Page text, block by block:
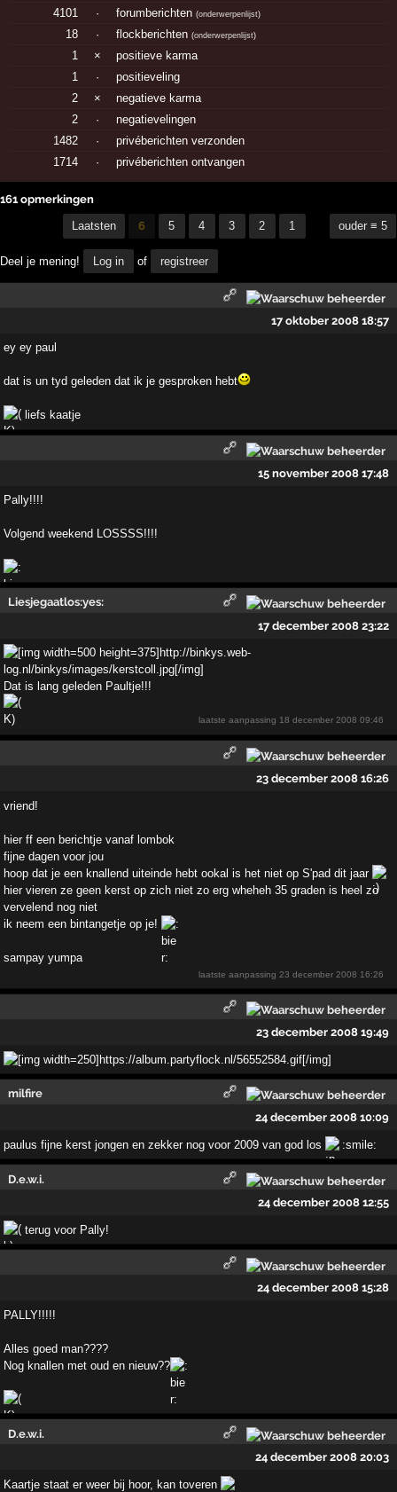
4101
· forumberichten(onderwerpenlijst)
18 · flockberichten(onderwerpenlijst)
1 ×
positieve karma
1
·
positieveling
2
×
negatieve karma
2
·
negatievelingen
1482
·
privéberichten verzonden
1714
· privéberichten ontvangen
161 opmerkingen
Laatsten 6 5 4 3 2 1 ouder ≡ 5
Deel je mening! Log in of registreer
17 oktober 2008 18:57
ey ey paul
dat is un tyd geleden dat ik je gesproken hebt
liefs kaatje
15 november 2008 17:48
Pally!!!!
Volgend weekend LOSSSS!!!!
Liesjegaatlos:yes:
17 december 2008 23:22
Dat is lang geleden Paultje!!!
laatste aanpassing 18 december 2008 09:46
23 december 2008 16:26
vriend!
hier ff een berichtje vanaf lombok
fijne dagen voor jou
hoop dat je een knallend uiteinde hebt ookal is het niet op S'pad dit jaar
hier vieren ze geen kerst op zich niet zo erg wheheh 35 graden is heel zo
vervelend nog niet
ik neem een bintangetje op je!
sampay yumpa
laatste aanpassing23 december 2008 16:26
23 december 2008 19:49
milfire
24 december 2008 10:09
paulus fijne kerst jongen en zekker nog voor 2009 van god los :smile:
D.e.w.i.
24 december 2008 12:55
terug voor Pally!
24 december 2008 15:28
PALLY!!!!!
Alles goed man????
Nog knallen met oud en nieuw??
D.e.w.i.
24 december 2008 20:03
Kaartje staat er weer bij hoor, kan toveren